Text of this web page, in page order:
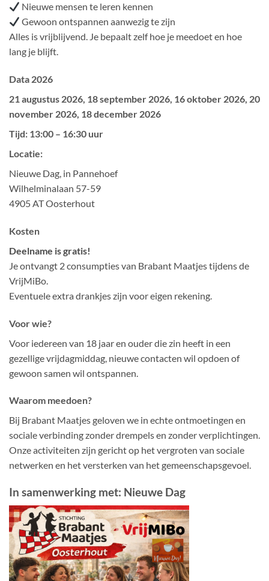
Nieuwe mensen te leren kennen
Gewoon ontspannen aanwezig te zijn
Alles is vrijblijvend. Je bepaalt zelf hoe je meedoet en hoe
lang je blijft.
Data 2026
21 augustus 2026, 18 september 2026, 16 oktober 2026, 20
november 2026, 18 december 2026
Tijd: 13:00 – 16:30 uur
Locatie:
Nieuwe Dag, in Pannehoef
Wilhelminalaan 57-59
4905 AT Oosterhout
Kosten
Deelname is gratis!
Je ontvangt 2 consumpties van Brabant Maatjes tijdens de
VrijMiBo.
Eventuele extra drankjes zijn voor eigen rekening.
Voor wie?
Voor iedereen van 18 jaar en ouder die zin heeft in een
gezellige vrijdagmiddag, nieuwe contacten wil opdoen of
gewoon samen wil ontspannen.
Waarom meedoen?
Bij Brabant Maatjes geloven we in echte ontmoetingen en
sociale verbinding zonder drempels en zonder verplichtingen.
Onze activiteiten zijn gericht op het vergroten van sociale
netwerken en het versterken van het gemeenschapsgevoel.
In samenwerking met: Nieuwe Dag